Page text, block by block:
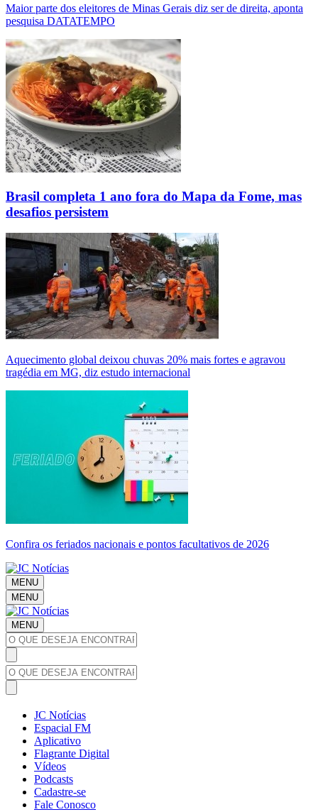
Maior parte dos eleitores de Minas Gerais diz ser de direita, aponta
pesquisa DATATEMPO
Brasil completa 1 ano fora do Mapa da Fome, mas
desafios persistem
Aquecimento global deixou chuvas 20% mais fortes e agravou
tragédia em MG, diz estudo internacional
Confira os feriados nacionais e pontos facultativos de 2026
MENU
MENU
MENU
JC Notícias
Espacial FM
Aplicativo
Flagrante Digital
Vídeos
Podcasts
Cadastre-se
Fale Conosco